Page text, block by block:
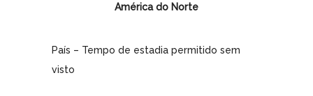
América do Norte
País – Tempo de estadia permitido sem
visto